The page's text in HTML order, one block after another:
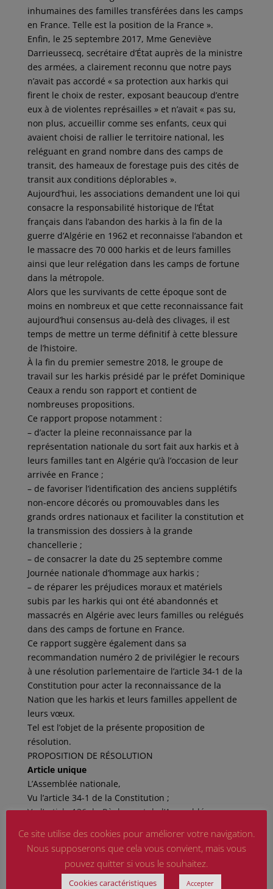
inhumaines des familles transférées dans les camps
en France. Telle est la position de la France ».
Enfin, le 25 septembre 2017, Mme Geneviève
Darrieussecq, secrétaire d’État auprès de la ministre
des armées, a clairement reconnu que notre pays
n’avait pas accordé « sa protection aux harkis qui
firent le choix de rester, exposant beaucoup d’entre
eux à de violentes représailles » et n’avait « pas su,
non plus, accueillir comme ses enfants, ceux qui
avaient choisi de rallier le territoire national, les
reléguant en grand nombre dans des camps de
transit, des hameaux de forestage puis des cités de
transit aux conditions déplorables ».
Aujourd’hui, les associations demandent une loi qui
consacre la responsabilité historique de l’État
français dans l’abandon des harkis à la fin de la
guerre d’Algérie en 1962 et reconnaisse l’abandon et
le massacre des 70 000 harkis et de leurs familles
ainsi que leur relégation dans les camps de fortune
dans la métropole.
Alors que les survivants de cette époque sont de
moins en nombreux et que cette reconnaissance fait
aujourd’hui consensus au-delà des clivages, il est
temps de mettre un terme définitif à cette blessure
de l’histoire.
À la fin du premier semestre 2018, le groupe de
travail sur les harkis présidé par le préfet Dominique
Ceaux a rendu son rapport et contient de
nombreuses propositions.
Ce rapport propose notamment :
– d’acter la pleine reconnaissance par la
représentation nationale du sort fait aux harkis et à
leurs familles tant en Algérie qu’à l’occasion de leur
arrivée en France ;
– de favoriser l’identification des anciens supplétifs
non-encore décorés ou promouvables dans les
grands ordres nationaux et faciliter la constitution et
la transmission des dossiers à la grande
chancellerie ;
– de consacrer la date du 25 septembre comme
Journée nationale d’hommage aux harkis ;
– de réparer les préjudices moraux et matériels
subis par les harkis qui ont été abandonnés et
massacrés en Algérie avec leurs familles ou relégués
dans des camps de fortune en France.
Ce rapport suggère également dans sa
recommandation numéro 2 de privilégier le recours
à une résolution parlementaire de l’article 34-1 de la
Constitution pour acter la reconnaissance de la
Nation que les harkis et leurs familles appellent de
leurs vœux.
Tel est l’objet de la présente proposition de
résolution.
PROPOSITION DE RÉSOLUTION
Article unique
L’Assemblée nationale,
Vu l’article 34-1 de la Constitution ;
Vu l’article 136 du Règlement de l’Assemblée
Vu l’article 136 du Règlement de l’Assemblée
nationale ;
Considérant que les harkis méritent la pleine
reconnaissance de la France ;
Ce site utilise des cookies pour améliorer votre navigation.
Nous supposerons que cela vous convient, mais vous
pouvez quitter si vous le souhaitez.
Cookies caractéristiques Accepter